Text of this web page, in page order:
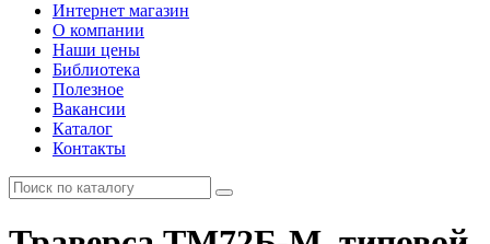
Интернет магазин
О компании
Наши цены
Библиотека
Полезное
Вакансии
Каталог
Контакты